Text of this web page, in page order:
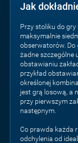
Jak
Przy stoliku do gry
maksymalnie
obserwatorów. Do
żadne szczególne
obstawianiu
przykład
określonej
jest grą losową, a
przy pierwszym
następnym.
Co prawda każda
odchylenia od